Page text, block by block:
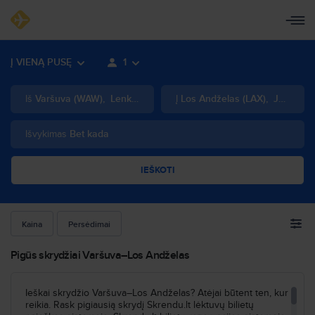
Į VIENĄ PUSĘ 1
Iš Varšuva (WAW), Lenkija Į Los Andželas (LAX), JAV
Išvykimas Bet kada
IEŠKOTI
Kaina Persėdimai
Pigūs skrydžiai Varšuva–Los Andželas
Ieškai skrydžio Varšuva–Los Andželas? Atėjai būtent ten, kur
reikia. Rask pigiausią skrydį Skrendu.lt lėktuvų bilietų